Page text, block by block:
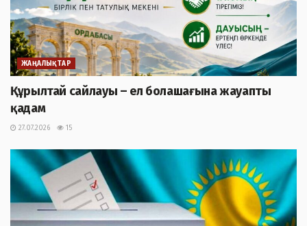
ЖАҢАЛЫҚТАР
Құрылтай сайлауы – ел болашағына жауапты
қадам
27.07.2026 15